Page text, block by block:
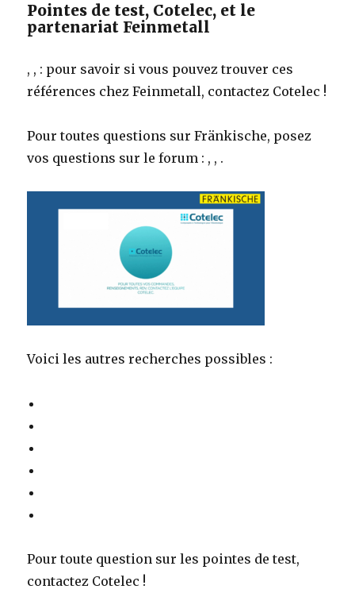
Pointes de test, Cotelec, et le
partenariat Feinmetall
, , : pour savoir si vous pouvez trouver ces
références chez Feinmetall, contactez Cotelec !
Pour toutes questions sur Fränkische, posez
vos questions sur le forum : , , .
Voici les autres recherches possibles :
Pour toute question sur les pointes de test,
contactez Cotelec !